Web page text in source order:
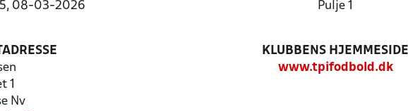
08-03-2026
Pulje 1
1
Nv
KLUBBENS HJEMMESIDE
www.tpifodbold.dk